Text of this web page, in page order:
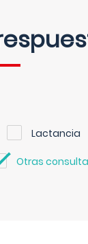
Lactancia
Otras